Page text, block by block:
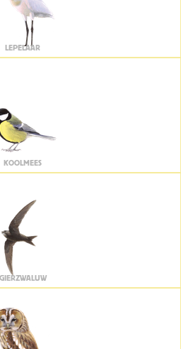
LEPELAAR
KOOLMEES
GIERZWALUW